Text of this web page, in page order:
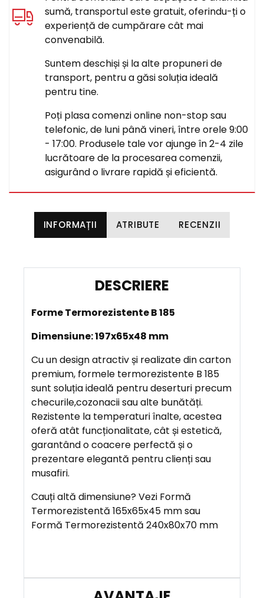
sumă, transportul este gratuit, oferindu-ți o
experiență de cumpărare cât mai
convenabilă.
Suntem deschiși și la alte propuneri de
transport, pentru a găsi soluția ideală
pentru tine.
Poți plasa comenzi online non-stop sau
telefonic, de luni până vineri, între orele 9:00
- 17:00. Produsele tale vor ajunge în 2-4 zile
lucrătoare de la procesarea comenzii,
asigurând o livrare rapidă și eficientă.
INFORMAȚII ATRIBUTE RECENZII
S
C
I
E
R
E
A
V
A
T
A
J
Forme Termorezistente B 185
Dimensiune: 197x65x48 mm
Cu un design atractiv și realizate din carton
premium, formele termorezistente B 185
sunt soluția ideală pentru deserturi precum
checurile,cozonacii sau alte bunătăți.
Rezistente la temperaturi înalte, acestea
oferă atât funcționalitate, cât și estetică,
garantând o coacere perfectă și o
prezentare elegantă pentru clienți sau
musafiri.
Cauți altă dimensiune? Vezi Formă
Termorezistentă 165x65x45 mm sau
Formă Termorezistentă 240x80x70 mm